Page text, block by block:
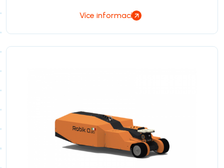
Více informací